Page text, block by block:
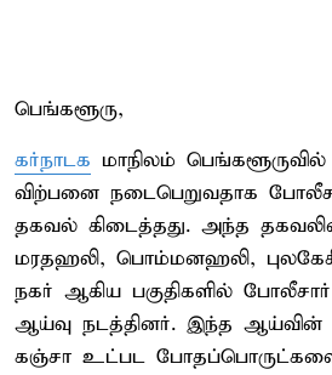
பெங்களூரு,
கர்நாடக மாநிலம்
விற்பனை நடைபெறுவதாக
தகவல் கிடைத்தது. அந்த
மரதஹலி, பொம்மனஹலி,
நகர் ஆகிய பகுதிகளில் போலீசார்
ஆய்வு நடத்தினர். இந்த ஆய்வின்
கஞ்சா உட்பட போதப்பொருட்களை